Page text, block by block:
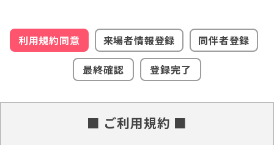
利用規約同意 来場者情報登録
同伴者登録
最終確認
登録完了
■ ご利用規約 ■